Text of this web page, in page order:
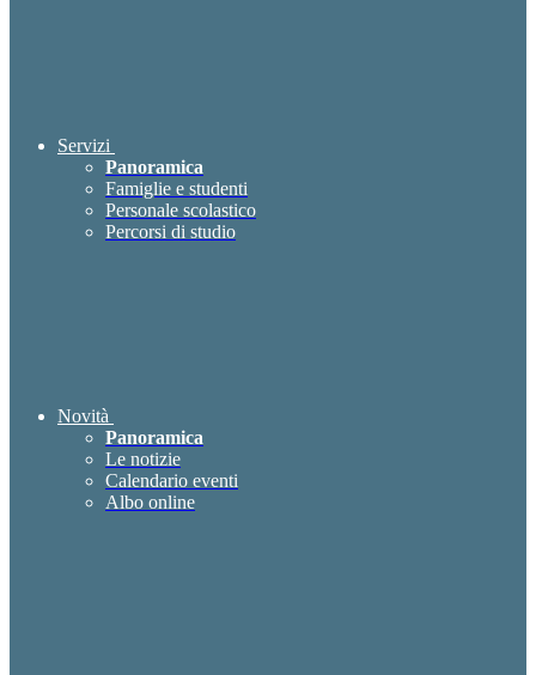
Servizi
Panoramica
Famiglie e studenti
Personale scolastico
Percorsi di studio
Novità
Panoramica
Le notizie
Calendario eventi
Albo online